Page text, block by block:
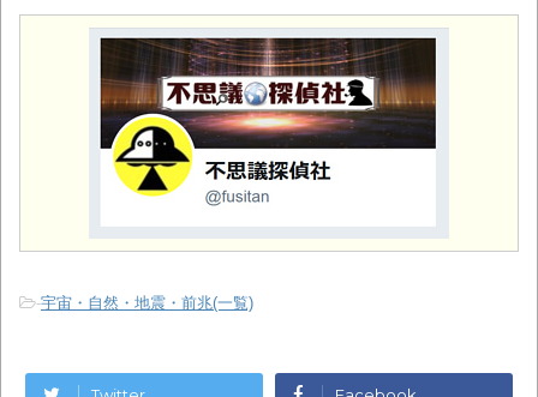
-宇宙・自然・地震・前兆(一覧)